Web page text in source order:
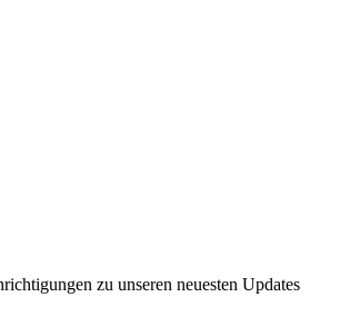
zu unseren neuesten Updates